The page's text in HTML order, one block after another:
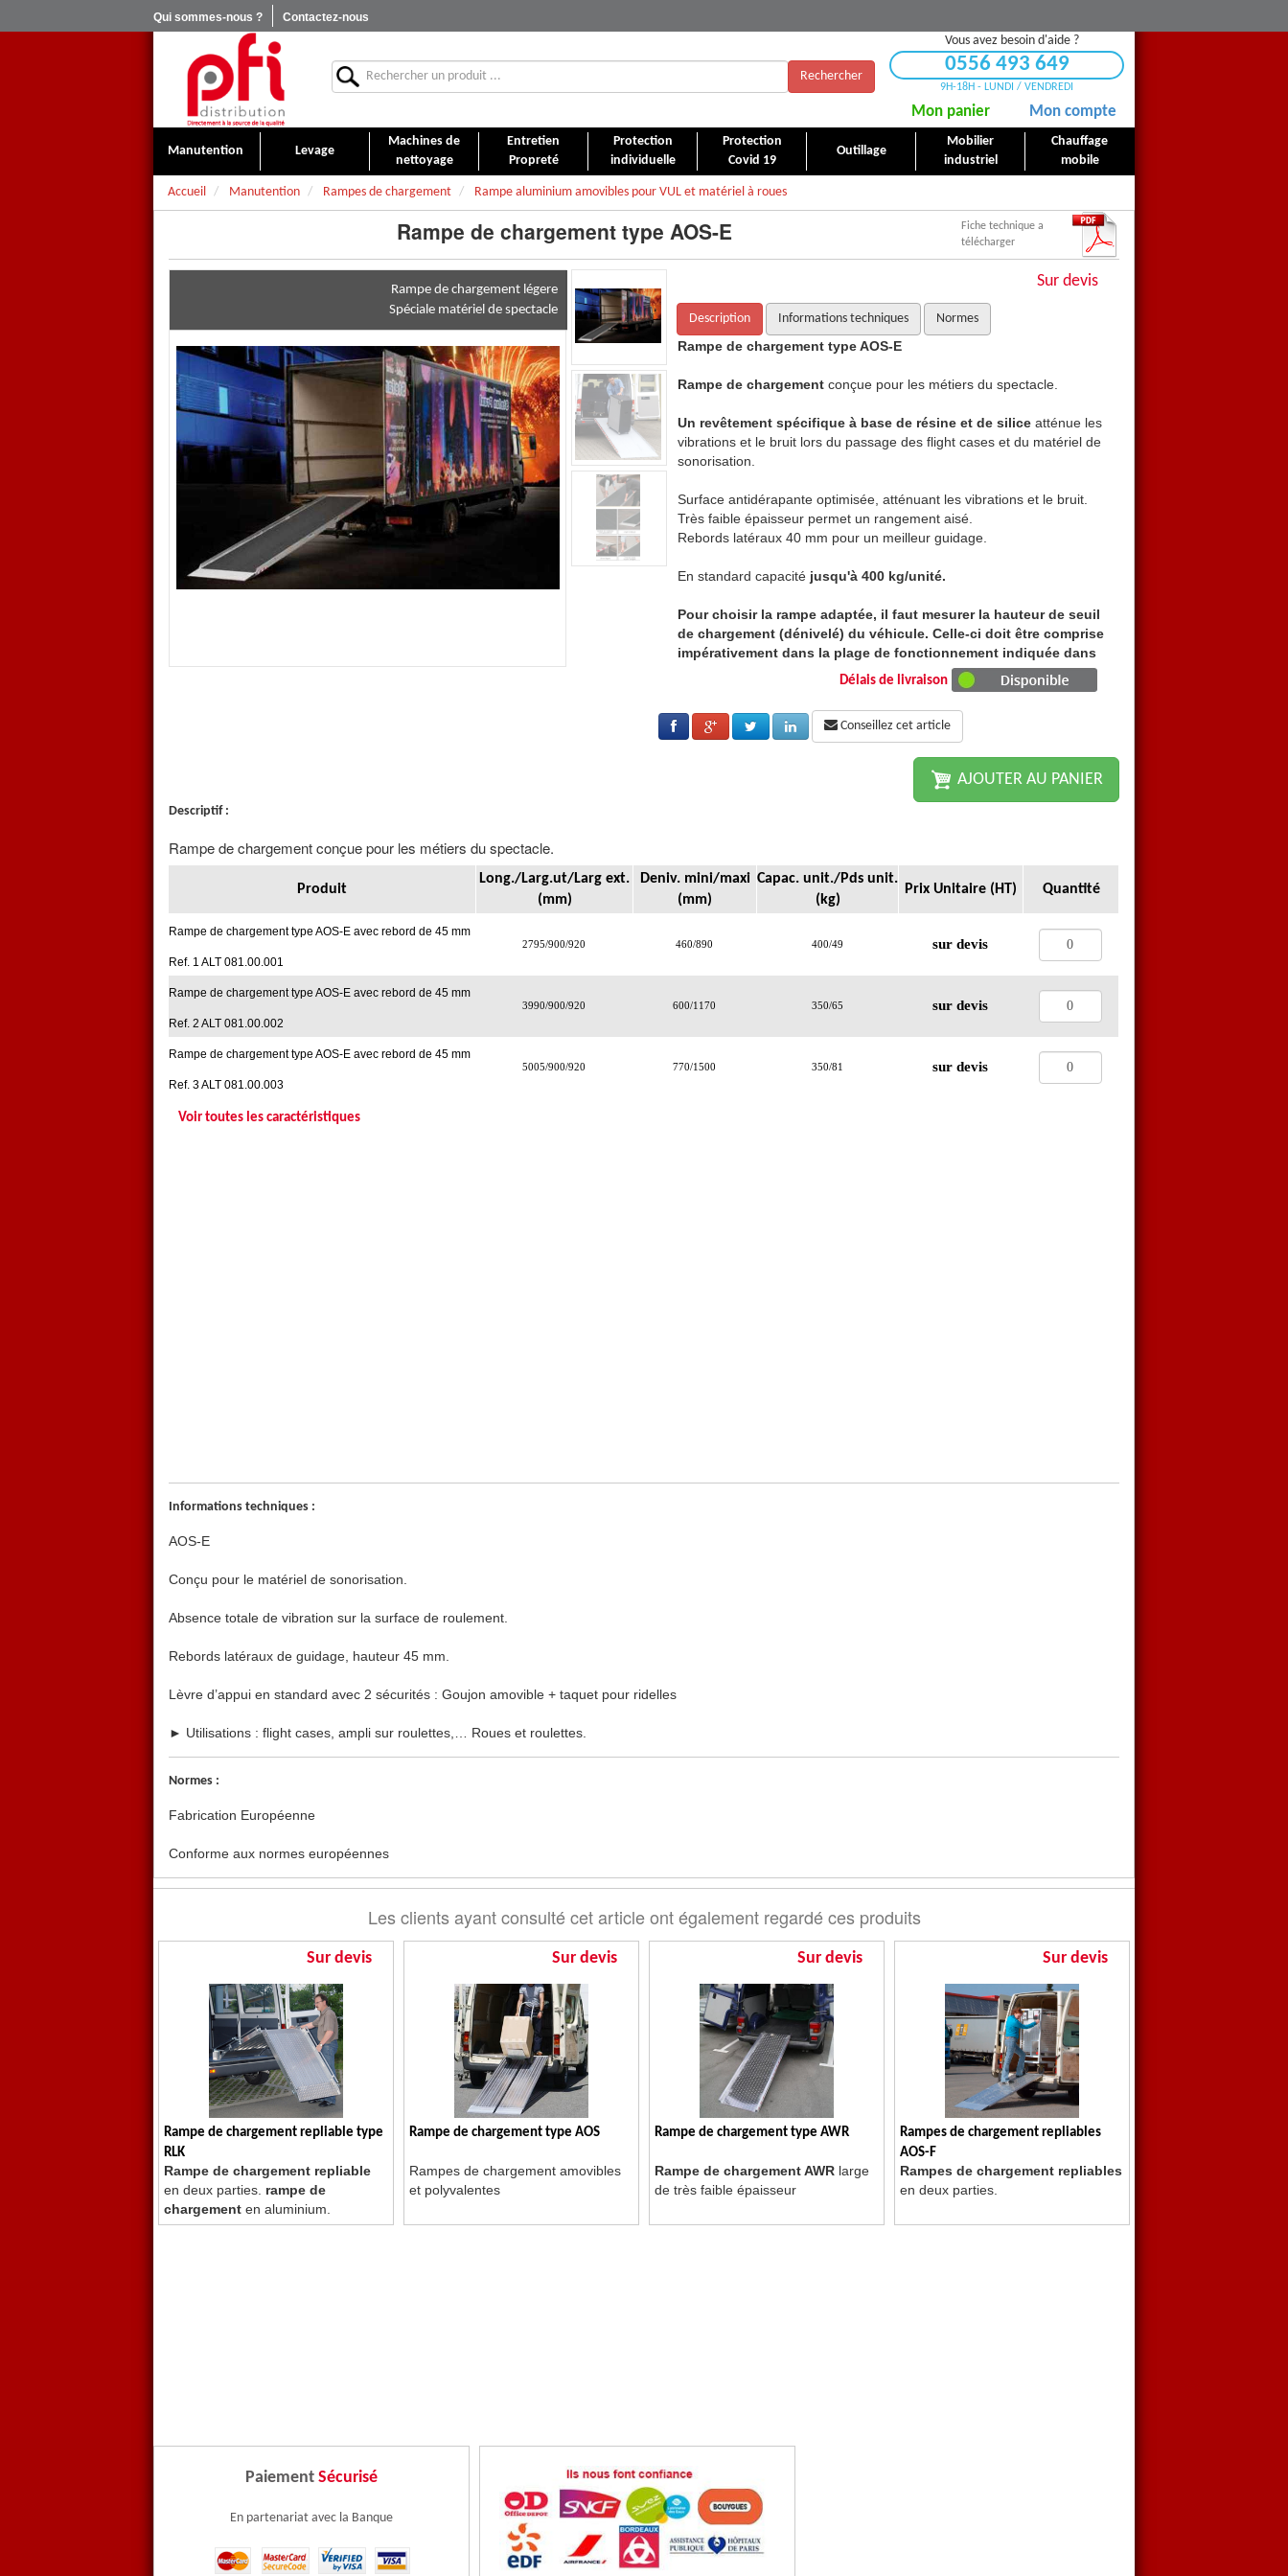
Qui sommes-nous ? Contactez-nous
Rechercher
Vous avez besoin d'aide ?
0556 493 649
9H-18H - LUNDI / VENDREDI
Mon panier Mon compte
Manutention Levage
Machines de
nettoyage
Entretien
Propreté
Protection
individuelle
Protection
Covid 19
Outillage
Mobilier
industriel
Chauffage
mobile
Accueil Manutention Rampes de chargement Rampe aluminium amovibles pour VUL et matériel à roues
Rampe de chargement type AOS-E
Fiche technique a
télécharger
Rampe de chargement légere
Spéciale matériel de spectacle
Sur devis
Description Informations techniques Normes
Rampe de chargement type AOS-E
Rampe de chargementconçue pour les métiers du spectacle.
Un revêtement spécifique à base de résine et de siliceatténue les
vibrations et le bruit lors du passage des flight cases et du matériel de
sonorisation.
Surface antidérapante optimisée, atténuant les vibrations et le bruit.
Très faible épaisseur permet un rangement aisé.
Rebords latéraux 40 mm pour un meilleur guidage.
En standard capacité
les colonnes dénivelé mini et maxi.
Rampe de chargement type AOS-E
Rampe de chargement conçue pour les métiers du spectacle.
Un revêtement spécifique à base de résine et de silice atténue les
vibrations et le bruit lors du passage des flight cases et du matériel de
sonorisation.
Surface antidérapante optimisée, atténuant les vibrations et le bruit.
Très faible épaisseur permet un rangement aisé.
Rebords latéraux 40 mm pour un meilleur guidage.
En standard capacité jusqu'à 400 kg/unité.
Pour choisir la rampe adaptée, il faut mesurer la hauteur de seuil
de chargement (dénivelé) du véhicule. Celle-ci doit être comprise
impérativement dans la plage de fonctionnement indiquée dans
les colonnes dénivelé mini et maxi.
Il faut également tenir compte de la hauteur des rebords afin
d'éviter les frottements lors de la montée et en partie haute au
Délais de livraison
Conseillez cet article
AJOUTER AU PANIER
Descriptif :
Rampe de chargement conçue pour les métiers du spectacle.
Produit
Long./Larg.ut/Larg ext.
(mm)
Deniv. mini/maxi
(mm)
Capac. unit./Pds unit.
(kg)
Prix Unitaire (HT) Quantité
Rampe de chargement type AOS-E avec rebord de 45 mm
Ref. 1 ALT 081.00.001
2795/900/920 460/890 400/49 sur devis
Rampe de chargement type AOS-E avec rebord de 45 mm
Ref. 2 ALT 081.00.002
3990/900/920 600/1170 350/65 sur devis
Rampe de chargement type AOS-E avec rebord de 45 mm
Ref. 3 ALT 081.00.003
5005/900/920 770/1500 350/81 sur devis
Voir toutes les caractéristiques
Informations techniques :
AOS-E
Conçu pour le matériel de sonorisation.
Absence totale de vibration sur la surface de roulement.
Rebords latéraux de guidage, hauteur 45 mm.
Lèvre d’appui en standard avec 2 sécurités : Goujon amovible + taquet pour ridelles
► Utilisations : flight cases, ampli sur roulettes,… Roues et roulettes.
Normes :
Fabrication Européenne
Conforme aux normes européennes
Les clients ayant consulté cet article ont également regardé ces produits
Sur devis
Rampe de chargement repliable type
RLK
Rampe de chargement repliable
en deux parties. rampe de
chargement en aluminium.
Sur devis
Rampe de chargement type AOS
Rampes de chargement amovibles
et polyvalentes
Sur devis
Rampe de chargement type AWR
Rampe de chargement AWR large
de très faible épaisseur
Sur devis
Rampes de chargement repliables
AOS-F
Rampes de chargement repliables
en deux parties.
Paiement Sécurisé
En partenariat avec la Banque